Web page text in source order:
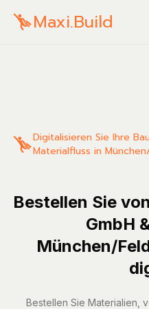
Maxi.Build
Digitalisieren Sie Ihre
Materialfluss in
Bestellen Sie
GmbH
München/
Bestellen Sie Materialien,